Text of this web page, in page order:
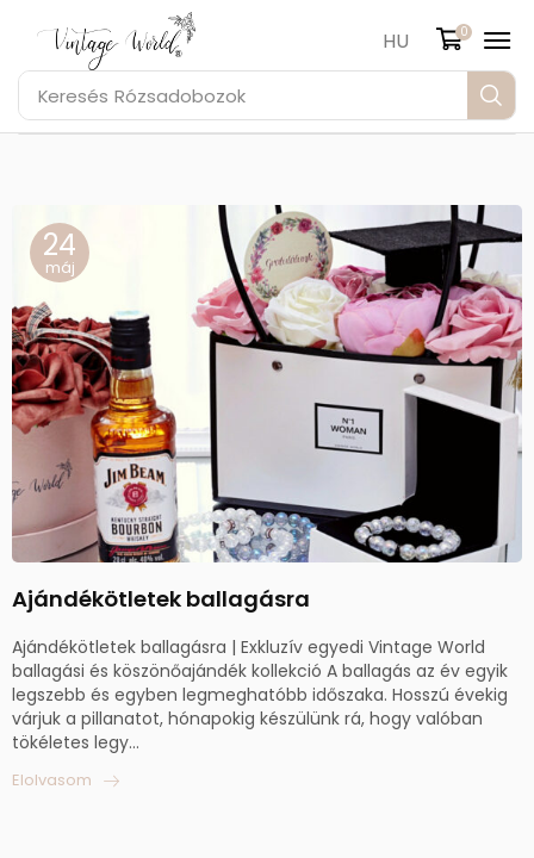
Keresés Rózsadobozok
HU 0
24
máj
Ajándékötletek ballagásra
Ajándékötletek ballagásra | Exkluzív egyedi Vintage World
ballagási és köszönőajándék kollekció A ballagás az év egyik
legszebb és egyben legmeghatóbb időszaka. Hosszú évekig
várjuk a pillanatot, hónapokig készülünk rá, hogy valóban
tökéletes legy...
Elolvasom